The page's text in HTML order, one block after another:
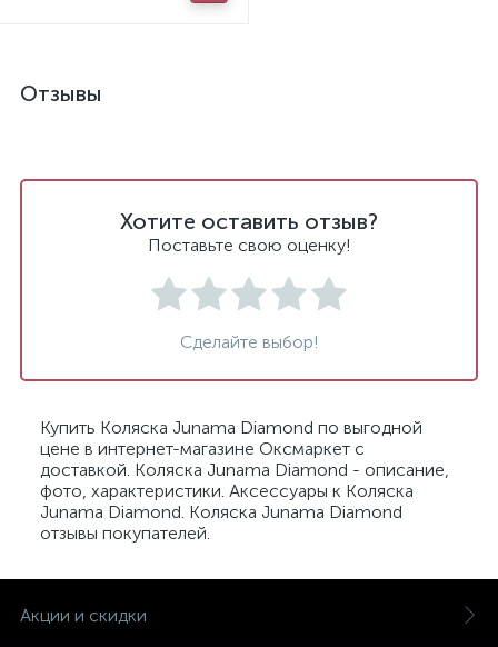
Отзывы
Хотите оставить отзыв?
Поставьте свою оценку!
Сделайте выбор!
Купить Коляска Junama Diamond по выгодной
цене в интернет-магазине Оксмаркет с
доставкой. Коляска Junama Diamond - описание,
фото, характеристики. Аксессуары к Коляска
Junama Diamond. Коляска Junama Diamond
отзывы покупателей.
Акции и скидки